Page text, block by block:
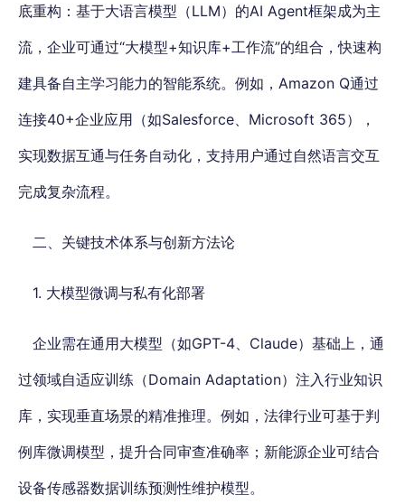
底重构：基于大语言模型（LLM）的AI Agent框架成为主
流，企业可通过“大模型+知识库+工作流”的组合，快速构
建具备自主学习能力的智能系统。例如，Amazon Q通过
连接40+企业应用（如Salesforce、Microsoft 365），
实现数据互通与任务自动化，支持用户通过自然语言交互
完成复杂流程。
二、关键技术体系与创新方法论
1. 大模型微调与私有化部署
企业需在通用大模型（如GPT-4、Claude）基础上，通
过领域自适应训练（Domain Adaptation）注入行业知识
库，实现垂直场景的精准推理。例如，法律行业可基于判
例库微调模型，提升合同审查准确率；新能源企业可结合
设备传感器数据训练预测性维护模型。